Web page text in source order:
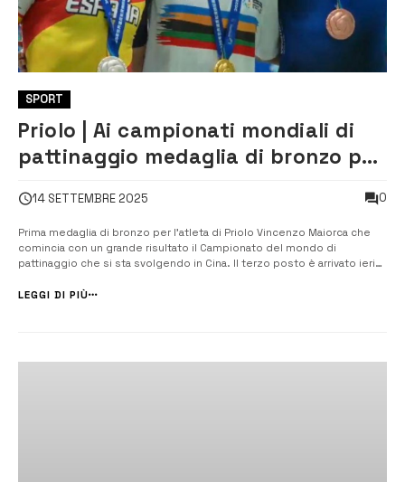
SPORT
Priolo | Ai campionati mondiali di
pattinaggio medaglia di bronzo per
14 SETTEMBRE 2025 0
Prima medaglia di bronzo per l’atleta di Priolo Vincenzo Maiorca che
comincia con un grande risultato il Campionato del mondo di
pattinaggio che si sta svolgendo in Cina. Il terzo posto è arrivato ieri
Priolo Gargallo che ha ricevuto i complimenti del [&he...
LEGGI DI PIÙ